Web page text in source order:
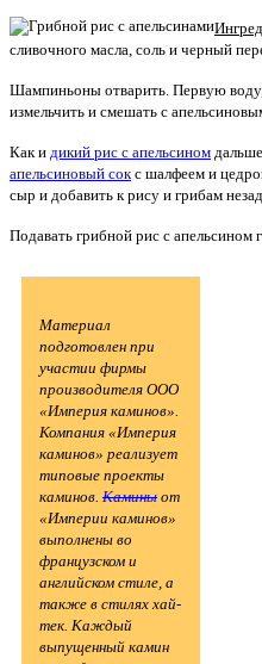
сливочного масла, соль и черный
Шампиньоны отварить. Первую воду,
измельчить и смешать с
Как и дикий рис с апельсином
апельсиновый сок с шалфеем и
сыр и добавить к рису и грибам
Подавать грибной рис с апельсином
Материал
подготовлен при
участии фирмы
производителя ООО
«Империя каминов».
Компания «Империя
каминов» реализует
типовые проекты
каминов. Камины от
«Империи каминов»
выполнены во
французском и
английском стиле, а
также в стилях хай-
тек. Каждый
выпущенный камин